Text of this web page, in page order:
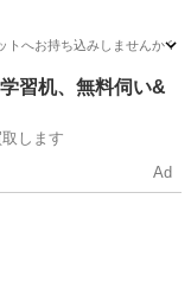
お持ち込みしませんか？
習机、無料伺い&
します
Ad